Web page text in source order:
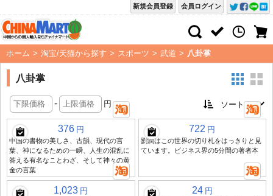
会員ログイン
新規会員登録
ホーム > 淘宝/天猫から探す > スポーツ > 武道 > 八卦掌
八卦掌
- 円
376 円
中国の書物の美しさ、古韻、現代の言
葉、神になるための一瞬、人生の混乱に
答える有名なことわざ、そして神々の黄
金の言葉
722 円
劉潤はこの世界の切り札をはっきりと見
ています。ビジネス界の5分間の著者本
1,023 円 24 円